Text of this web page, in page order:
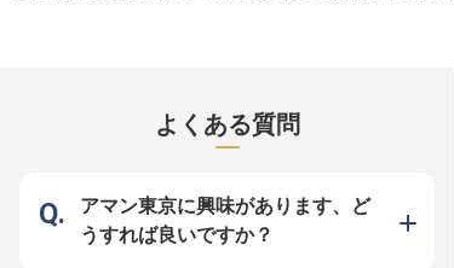
いに満ちた職場です。 ※2025年04
ます。食事手当ありで、負担も少な
く済みます。※この求人は2023年1
月5日時点の情報です
事です。
よくある質問
アマン東京に興味があります、ど
うすれば良いですか？